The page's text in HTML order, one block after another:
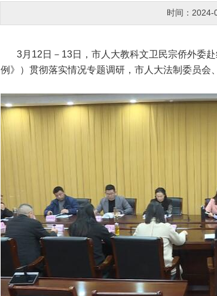
时间：
3月12日－13日，市人大教科文卫民宗侨外委
例》）贯彻落实情况专题调研，市人大法制委员会